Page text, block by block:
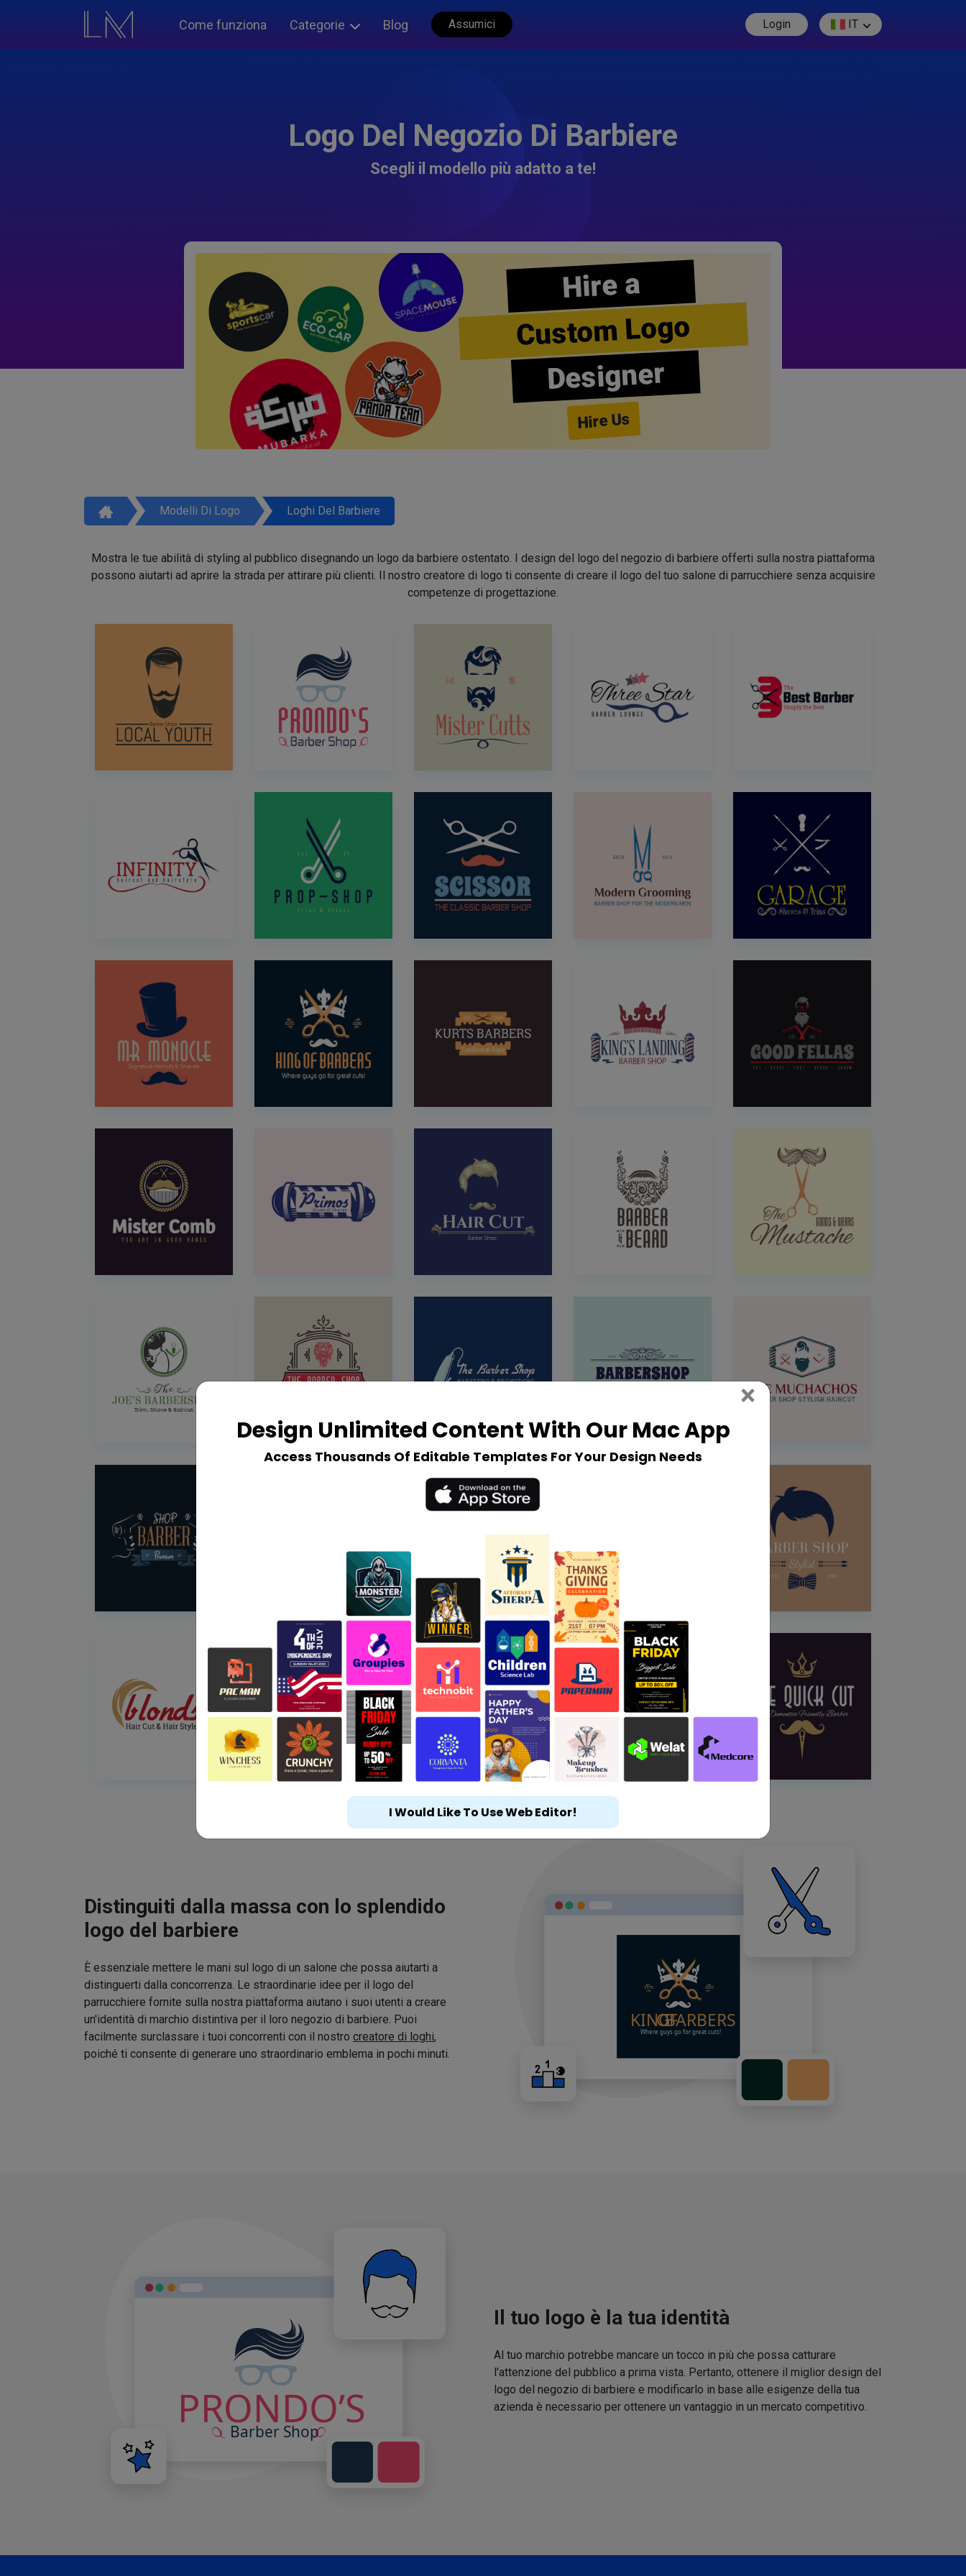
Come funziona Categorie Blog Assumici Login IT
Logo Del Negozio Di Barbiere
Scegli il modello più adatto a te!
Hire a
Custom Logo
Designer
Hire Us
Modelli Di Logo Loghi Del Barbiere
Mostra le tue abilità di styling al pubblico disegnando un logo da barbiere ostentato. I design del logo del negozio di barbiere offerti sulla nostra piattaforma
possono aiutarti ad aprire la strada per attirare più clienti. Il nostro creatore di logo ti consente di creare il logo del tuo salone di parrucchiere senza acquisire
competenze di progettazione.
Distinguiti dalla massa con lo splendido
logo del barbiere
È essenziale mettere le mani sul logo di un salone che possa aiutarti a
distinguerti dalla concorrenza. Le straordinarie idee per il logo del
parrucchiere fornite sulla nostra piattaforma aiutano i suoi utenti a creare
un'identità di marchio distintiva per il loro negozio di barbiere. Puoi
facilmente surclassare i tuoi concorrenti con il nostro creatore di loghi,
poiché ti consente di generare uno straordinario emblema in pochi minuti.
Il tuo logo è la tua identità
Al tuo marchio potrebbe mancare un tocco in più che possa catturare
l'attenzione del pubblico a prima vista. Pertanto, ottenere il miglior design del
logo del negozio di barbiere e modificarlo in base alle esigenze della tua
azienda è necessario per ottenere un vantaggio in un mercato competitivo.
Design Unlimited Content With Our Mac App
Access Thousands Of Editable Templates For Your Design Needs
× Close
I Would Like To Use Web Editor!